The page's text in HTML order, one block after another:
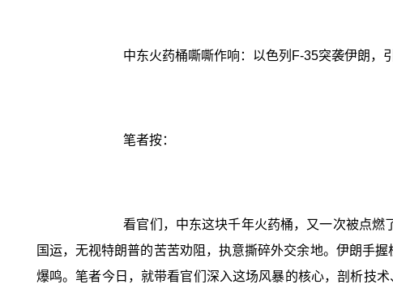
中东火药桶嘶嘶作响：以色列F-35突袭伊朗，
笔者按：
看官们，中东这块千年火药桶，又一次被点
国运，无视特朗普的苦苦劝阻，执意撕碎外交余地。伊朗手
爆鸣。笔者今日，就带看官们深入这场风暴的核心，剖析技